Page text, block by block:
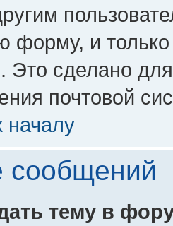
форму, и
Это сделано
почтовой
началу
сообщений
тему в